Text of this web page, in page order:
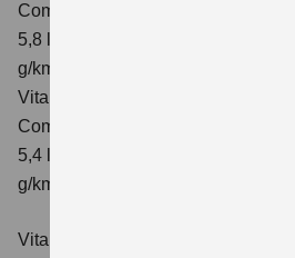
Comfort
5,8 l/100 km; kombinierter Wert der
g/km; CO₂-Klasse: E
Vitara 1.4 BOOSTERJET HYBRID
Comfort+ Verbrauchswerte:
5,4 l/100km; kombinierter Wert der
g/km; CO₂-Klasse: D
Vitara 1.4 BOOSTERJET HYBRID